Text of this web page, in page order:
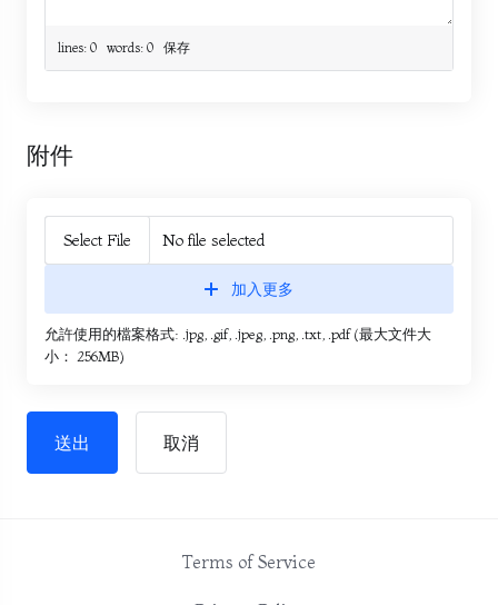
lines: 0 words: 0 保存
附件
Select File No file selected
加入更多
允許使用的檔案格式: .jpg, .gif, .jpeg, .png, .txt, .pdf (最大文件大
小： 256MB)
取消
Terms of Service